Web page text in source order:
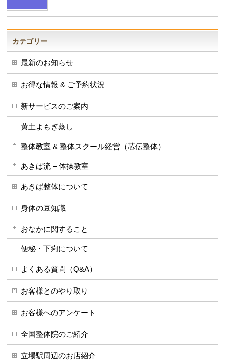
カテゴリー
最新のお知らせ
お得な情報 & ご予約状況
新サービスのご案内
黄土よもぎ蒸し
整体教室 & 整体スクール経営（芯伝整体）
あきば流 – 体操教室
あきば整体について
身体の豆知識
おなかに関すること
便秘・下痢について
よくある質問（Q&A）
お客様とのやり取り
お客様へのアンケート
全国整体院のご紹介
立場駅周辺のお店紹介